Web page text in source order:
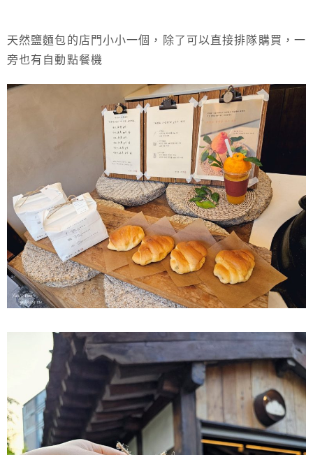
天然鹽麵包的店門小小一個，除了可以直接排隊購買，一
旁也有自動點餐機